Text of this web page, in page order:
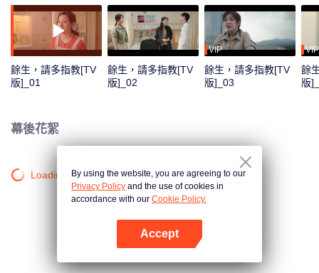
也品嚐著成長的酸甜苦辣。 但無論遇到什麼樣的難題，他們都不輕言放棄，而
是努力讓自己變得更加優秀，堅定地靠近對方並託付餘生。
餘生，請多指教[TV
版]_01
餘生，請多指教[TV
版]_02
VIP
餘生，請多指教[TV
版]_03
VIP
餘
版
幕後花絮
Loading…By using the website, you are agreeing to our
Privacy Policy and the use of cookies in
accordance with our Cookie Policy.
Accept